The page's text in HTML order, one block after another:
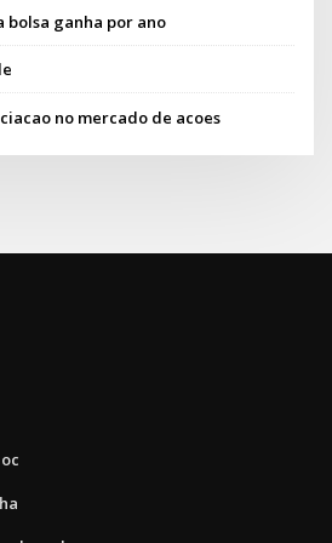
bolsa ganha por ano
no mercado de acoes